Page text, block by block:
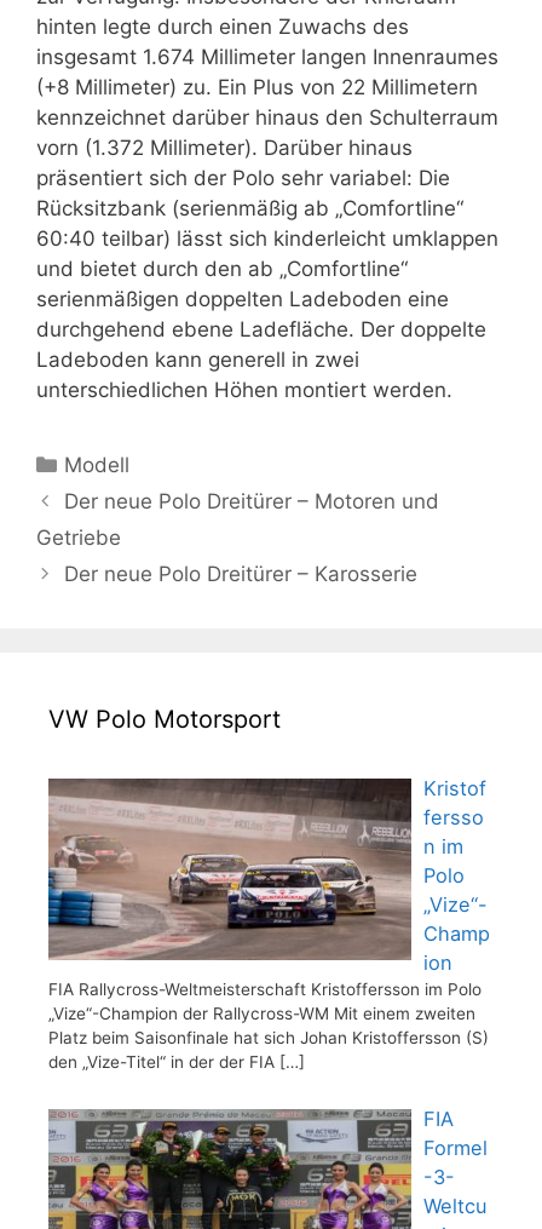
hinten legte durch einen Zuwachs des
insgesamt 1.674 Millimeter langen Innenraumes
(+8 Millimeter) zu. Ein Plus von 22 Millimetern
kennzeichnet darüber hinaus den Schulterraum
vorn (1.372 Millimeter). Darüber hinaus
präsentiert sich der Polo sehr variabel: Die
Rücksitzbank (serienmäßig ab „Comfortline“
60:40 teilbar) lässt sich kinderleicht umklappen
und bietet durch den ab „Comfortline“
serienmäßigen doppelten Ladeboden eine
durch­gehend ebene Ladefläche. Der doppelte
Ladeboden kann generell in zwei
unterschiedlichen Höhen montiert werden.
Kategorien
Modell
Der neue Polo Dreitürer – Motoren und
Getriebe
Der neue Polo Dreitürer – Karosserie
VW Polo Motorsport
Kristof
fersso
n im
Polo
„Vize“-
Champ
ion
FIA Rallycross-Weltmeisterschaft Kristoffersson im Polo
„Vize“-Champion der Rallycross-WM Mit einem zweiten
Platz beim Saisonfinale hat sich Johan Kristoffersson (S)
den „Vize-Titel“ in der der FIA […]
FIA
Formel
-3-
Weltcu